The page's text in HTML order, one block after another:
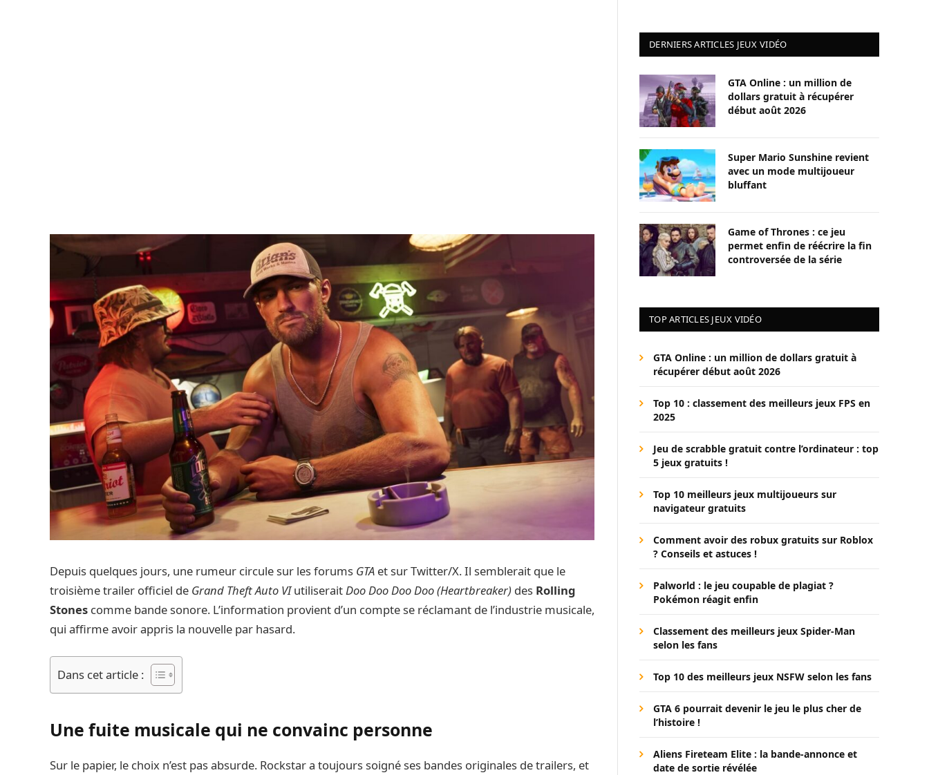
Depuis quelques jours, une rumeur circule sur les forums GTA et sur Twitter/X. Il semblerait que le
troisième trailer officiel de Grand Theft Auto VIutiliseraitDoo Doo Doo Doo (Heartbreaker) des Rolling
Stones comme bande sonore. L’information provient d’un compte se réclamant de l’industrie musicale,
qui affirme avoir appris la nouvelle par hasard.
Dans cet article :
Une fuite musicale qui ne convainc personne
Sur le papier, le choix n’est pas absurde. Rockstar a toujours soigné ses bandes originales de trailers, et
DERNIERS ARTICLES JEUX VIDÉO
GTA Online : un million de
dollars gratuit à récupérer
début août 2026
Super Mario Sunshine revient
avec un mode multijoueur
bluffant
Game of Thrones : ce jeu
permet enfin de réécrire la fin
controversée de la série
TOP ARTICLES JEUX VIDÉO
GTA Online : un million de dollars gratuit à
récupérer début août 2026
Top 10 : classement des meilleurs jeux FPS en
2025
Jeu de scrabble gratuit contre l’ordinateur : top
5 jeux gratuits !
Top 10 meilleurs jeux multijoueurs sur
navigateur gratuits
Comment avoir des robux gratuits sur Roblox
? Conseils et astuces !
Palworld : le jeu coupable de plagiat ?
Pokémon réagit enfin
Classement des meilleurs jeux Spider-Man
selon les fans
Top 10 des meilleurs jeux NSFW selon les fans
GTA 6 pourrait devenir le jeu le plus cher de
l’histoire !
Aliens Fireteam Elite : la bande-annonce et
date de sortie révélée